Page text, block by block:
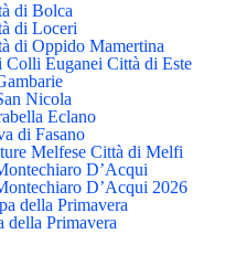
di Bolca
di Loceri
di Oppido Mamertina
Euganei Città di Este
Nicola
Eclano
di Fasano
Melfese Città di Melfi
D’Acqui
D’Acqui 2026
della Primavera
Primavera